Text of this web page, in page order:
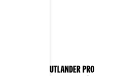
2025 OUTLANDER PRO